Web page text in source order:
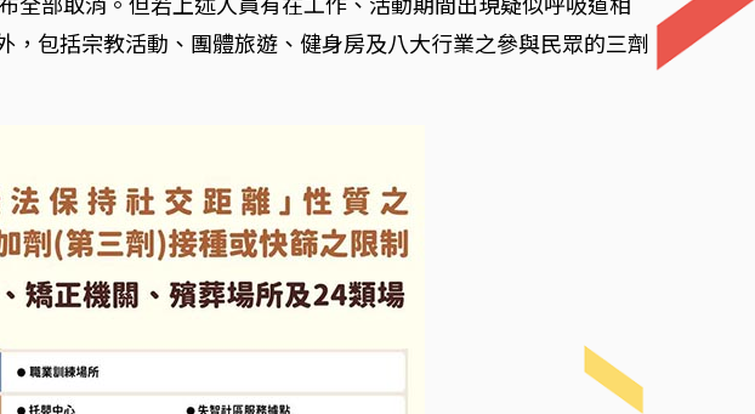
包括宗教活動、團體旅遊、健身房及八大行業之參與民眾的三劑